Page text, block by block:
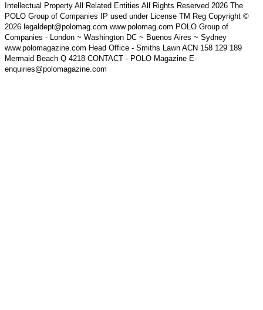
Intellectual Property All Related Entities All Rights Reserved 2026 The
POLO Group of Companies IP used under License TM Reg Copyright ©
2026 legaldept@polomag.com www.polomag.com POLO Group of
Companies - London ~ Washington DC ~ Buenos Aires ~ Sydney
www.polomagazine.com Head Office - Smiths Lawn ACN 158 129 189
Mermaid Beach Q 4218 CONTACT - POLO Magazine E-
enquiries@polomagazine.com